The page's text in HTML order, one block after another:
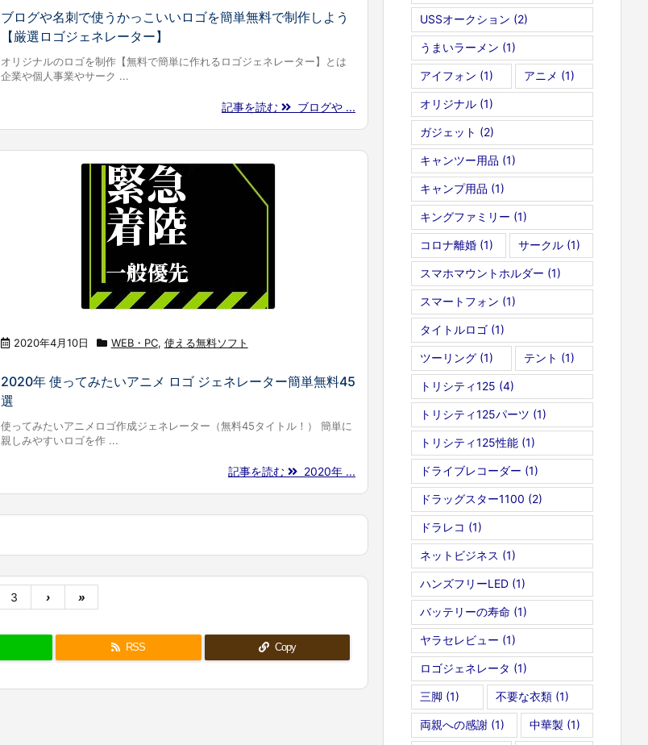
ブログや名刺で使うかっこいいロゴを簡単無料で制作しよう
【厳選ロゴジェネレーター】
オリジナルのロゴを制作【無料で簡単に作れるロゴジェネレーター】とは
企業や個人事業やサーク ...
記事を読む ブログや ...
2020年4月10日 WEB・PC, 使える無料ソフト
2020年 使ってみたいアニメ ロゴ ジェネレーター簡単無料45
選
使ってみたいアニメロゴ作成ジェネレーター（無料45タイトル！） 簡単に
親しみやすいロゴを作 ...
記事を読む 2020年 ...
3 › »
RSS Copy
USSオークション (2)
うまいラーメン (1)
アイフォン (1) アニメ (1)
オリジナル (1)
ガジェット (2)
キャンツー用品 (1)
キャンプ用品 (1)
キングファミリー (1)
コロナ離婚 (1) サークル (1)
スマホマウントホルダー (1)
スマートフォン (1)
タイトルロゴ (1)
ツーリング (1) テント (1)
トリシティ125 (4)
トリシティ125パーツ (1)
トリシティ125性能 (1)
ドライブレコーダー (1)
ドラッグスター1100 (2)
ドラレコ (1)
ネットビジネス (1)
ハンズフリーLED (1)
バッテリーの寿命 (1)
ヤラセレビュー (1)
ロゴジェネレータ (1)
三脚 (1) 不要な衣類 (1)
両親への感謝 (1) 中華製 (1)